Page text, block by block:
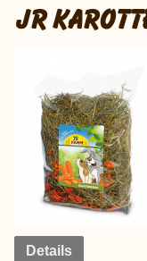
JR
Details